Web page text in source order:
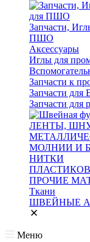
Запчасти,
ПШО
Аксессуары
Иглы для
Запчасти к
Запчасти для
Запчасти для
ЛЕНТЫ,
МОЛНИИ И
НИТКИ
ПРОЧИЕ
Ткани
ШВЕЙНЫЕ
Меню